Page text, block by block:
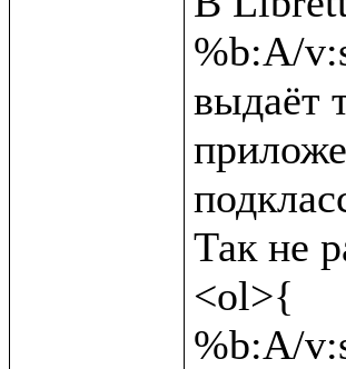
%b:A/
выдаёт
Так не
<ol>{
%b:A/